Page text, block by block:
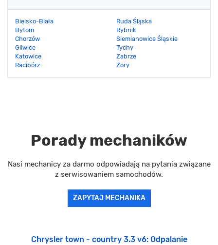
Bielsko-Biała
Bytom
Chorzów
Gliwice
Katowice
Racibórz
Ruda Śląska
Rybnik
Siemianowice Śląskie
Tychy
Zabrze
Żory
Porady mechaników
Nasi mechanicy za darmo odpowiadają na pytania związane
z serwisowaniem samochodów.
ZAPYTAJ MECHANIKA
Chrysler town - country 3.3 v6: Odpalanie